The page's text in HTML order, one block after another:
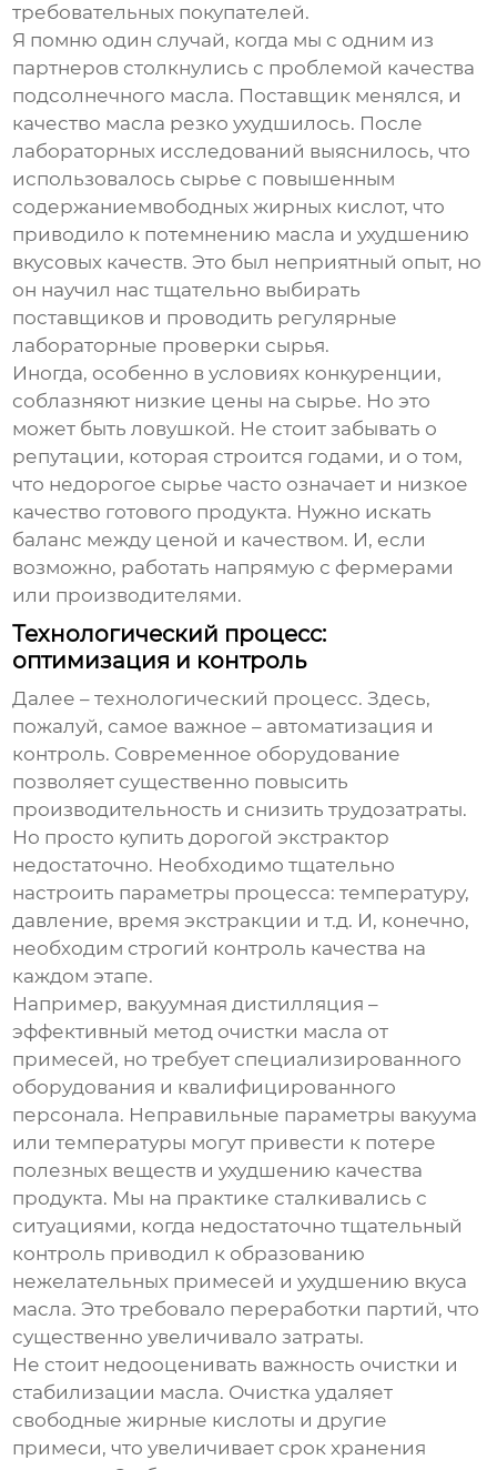
требовательных покупателей.
Я помню один случай, когда мы с одним из
партнеров столкнулись с проблемой качества
подсолнечного масла. Поставщик менялся, и
качество масла резко ухудшилось. После
лабораторных исследований выяснилось, что
использовалось сырье с повышенным
содержаниемвободных жирных кислот, что
приводило к потемнению масла и ухудшению
вкусовых качеств. Это был неприятный опыт, но
он научил нас тщательно выбирать
поставщиков и проводить регулярные
лабораторные проверки сырья.
Иногда, особенно в условиях конкуренции,
соблазняют низкие цены на сырье. Но это
может быть ловушкой. Не стоит забывать о
репутации, которая строится годами, и о том,
что недорогое сырье часто означает и низкое
качество готового продукта. Нужно искать
баланс между ценой и качеством. И, если
возможно, работать напрямую с фермерами
или производителями.
Технологический процесс:
оптимизация и контроль
Далее – технологический процесс. Здесь,
пожалуй, самое важное – автоматизация и
контроль. Современное оборудование
позволяет существенно повысить
производительность и снизить трудозатраты.
Но просто купить дорогой экстрактор
недостаточно. Необходимо тщательно
настроить параметры процесса: температуру,
давление, время экстракции и т.д. И, конечно,
необходим строгий контроль качества на
каждом этапе.
Например, вакуумная дистилляция –
эффективный метод очистки масла от
примесей, но требует специализированного
оборудования и квалифицированного
персонала. Неправильные параметры вакуума
или температуры могут привести к потере
полезных веществ и ухудшению качества
продукта. Мы на практике сталкивались с
ситуациями, когда недостаточно тщательный
контроль приводил к образованию
нежелательных примесей и ухудшению вкуса
масла. Это требовало переработки партий, что
существенно увеличивало затраты.
Не стоит недооценивать важность очистки и
стабилизации масла. Очистка удаляет
свободные жирные кислоты и другие
примеси, что увеличивает срок хранения